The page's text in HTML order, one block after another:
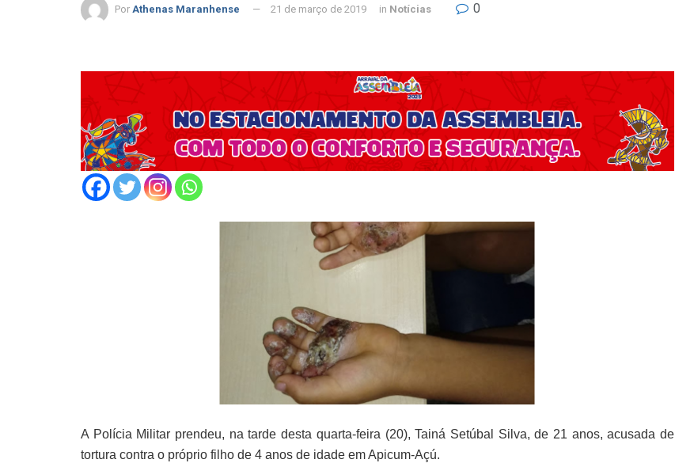
Por Athenas Maranhense 21 de março de 2019 in Notícias 0
A Polícia Militar prendeu, na tarde desta quarta-feira (20), Tainá Setúbal Silva, de 21 anos, acusada de
tortura contra o próprio filho de 4 anos de idade em Apicum-Açú.